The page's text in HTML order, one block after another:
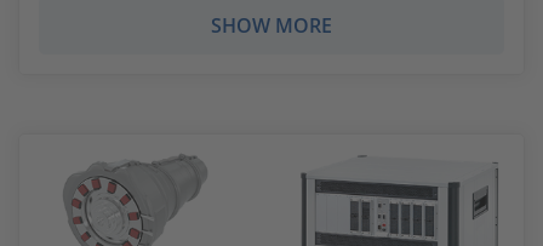
SHOW MORE